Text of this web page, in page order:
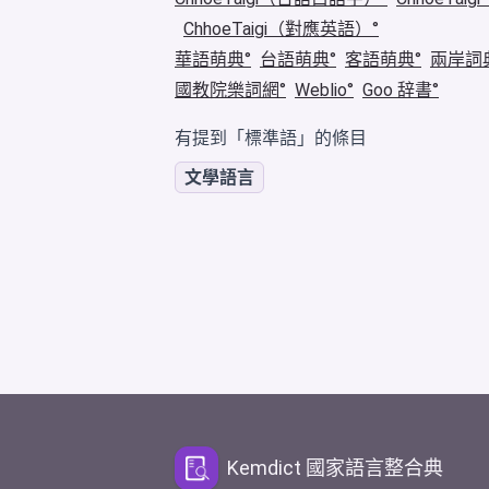
ChhoeTaigi（對應英語）
華語萌典
台語萌典 客語萌典
兩岸詞
國教院樂詞網
Weblio Goo 辞書
有提到「標準語」的條目
文學語言
Kemdict 國家語言整合典